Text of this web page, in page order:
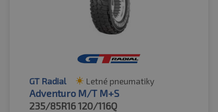
GT Radial Letné pneumatiky
Adventuro M/T M+S
235/85R16120/116Q